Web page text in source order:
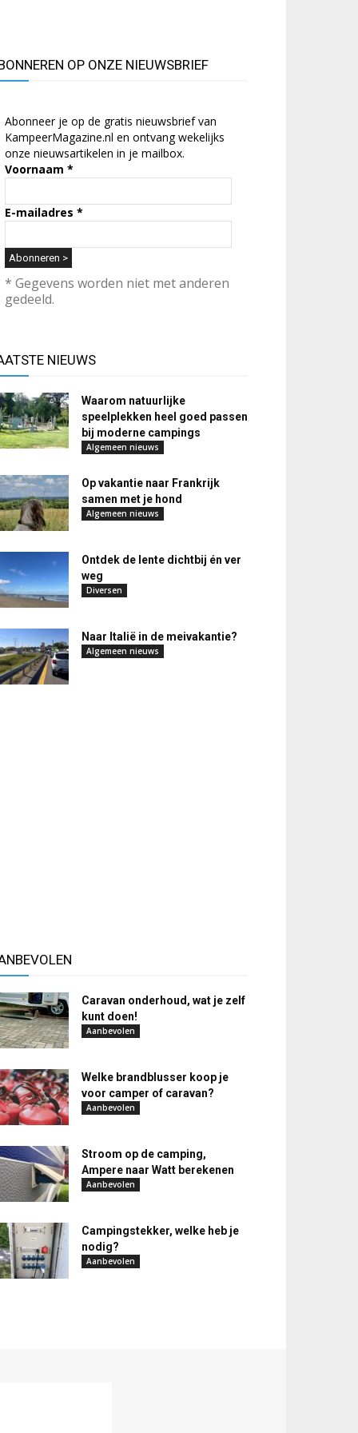
OP ONZE NIEUWSBRIEF
Abonneer je op de gratis nieuwsbrief van
KampeerMagazine.nl en ontvang wekelijks
onze nieuwsartikelen in je mailbox.
Voornaam *
E-mailadres *
* Gegevens worden niet met anderen
gedeeld.
NIEUWS
Waarom natuurlijke
speelplekken heel goed passen
bij moderne campings
Algemeen nieuws
Op vakantie naar Frankrijk
samen met je hond
Algemeen nieuws
Ontdek de lente dichtbij én ver
weg
Diversen
Naar Italië in de meivakantie?
Algemeen nieuws
Caravan onderhoud, wat je zelf
kunt doen!
Aanbevolen
Welke brandblusser koop je
voor camper of caravan?
Aanbevolen
Stroom op de camping,
Ampere naar Watt berekenen
Aanbevolen
Campingstekker, welke heb je
nodig?
Aanbevolen